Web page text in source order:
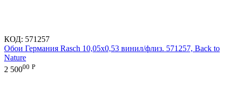
КОД: 571257
Обои Германия Rasch 10,05x0,53 винил/флиз. 571257, Back to
Nature
2 50000 Р